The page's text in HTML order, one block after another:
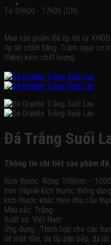
Từ 09h00 - 17h00 (CN)
Mua sản phẩm Đá ốp lát từ
ốp lát chính hãng. Tránh nguy cơ
(fake) kém chất lượng.
Đá Trắng Suối
Thông tin chi tiết sản phẩm
Kích thước: Rộng: 100mm –
mm (Ngoài kích thước thông
kích thước khác theo nhu cầu
Màu sắc: Trắng
Xuất xứ: Việt Nam
Ứng dụng : Thích hợp cho các
lát mặt tiền, đá ốp bàn bếp, đá